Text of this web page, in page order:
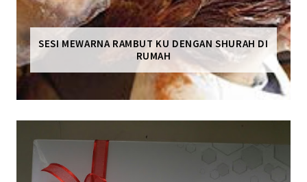
SESI MEWARNA RAMBUT KU DENGAN SHURAH DI
RUMAH